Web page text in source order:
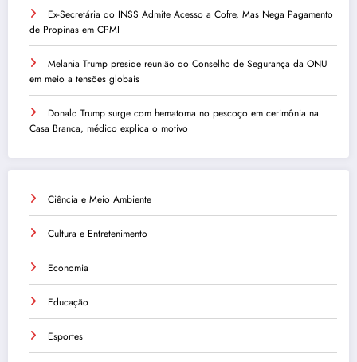
Ex-Secretária do INSS Admite Acesso a Cofre, Mas Nega Pagamento
de Propinas em CPMI
Melania Trump preside reunião do Conselho de Segurança da ONU
em meio a tensões globais
Donald Trump surge com hematoma no pescoço em cerimônia na
Casa Branca, médico explica o motivo
Ciência e Meio Ambiente
Cultura e Entretenimento
Economia
Educação
Esportes